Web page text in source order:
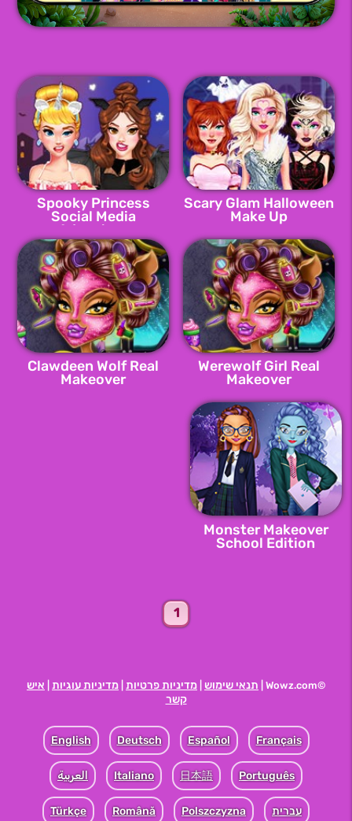
Scary Glam Halloween
Make Up
Spooky Princess
Social Media
Adventure
Werewolf Girl Real
Makeover
Clawdeen Wolf Real
Makeover
Monster Makeover
School Edition
1
©Wowz.com | תנאי שימוש מדיניות פרטיות מדיניות עוגיות איש
קשר
English Deutsch Español Français
Italiano 日本語 Português العربية
עברית Türkçe Română Polszczyzna